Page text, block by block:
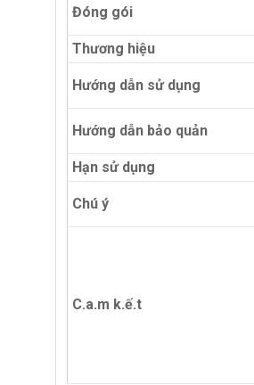
Đóng gói
Thương hiệu
Hướng dẫn sử dụng
Hướng dẫn bảo quản
Hạn sử dụng
Chú ý
C.a.m k.ế.t